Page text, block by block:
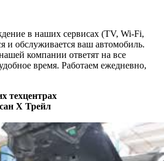
в наших сервисах (TV, Wi-Fi,
и обслуживается ваш автомобиль.
компании ответят на все
время. Работаем ежедневно,
техцентрах
Х Трейл